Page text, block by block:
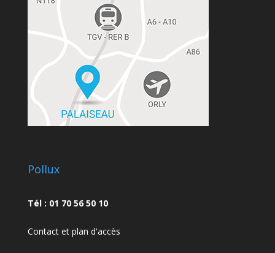
Pollux
Tél : 01 70 56 50 10
Contact et plan d'accès